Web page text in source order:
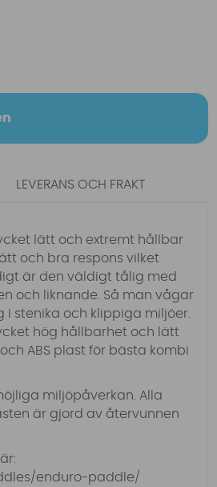
lätt och extremt hållbar
och bra respons vilket
är den väldigt tålig med
och liknande. Så man vågar
i stenika och klippiga miljöer.
hög hållbarhet och lätt
ABS plast för bästa kombi
miljöpåverkan.Alla
är gjord av återvunnen
enduro-paddle/
LEVERANS OCH FRAKT